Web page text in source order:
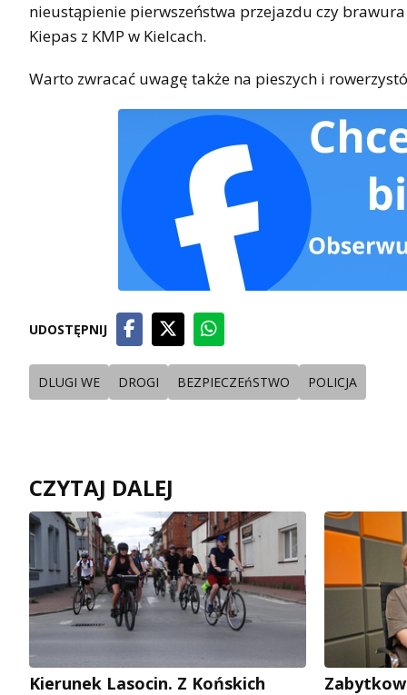
nieustąpienie pierwszeństwa przejazdu czy
Kiepas z KMP w Kielcach.
Warto zwracać uwagę także na pieszych i
UDOSTĘPNIJ
DLUGI WE DROGI BEZPIECZEńSTWO POLICJA
CZYTAJ DALEJ
Kierunek Lasocin. Z Końskich